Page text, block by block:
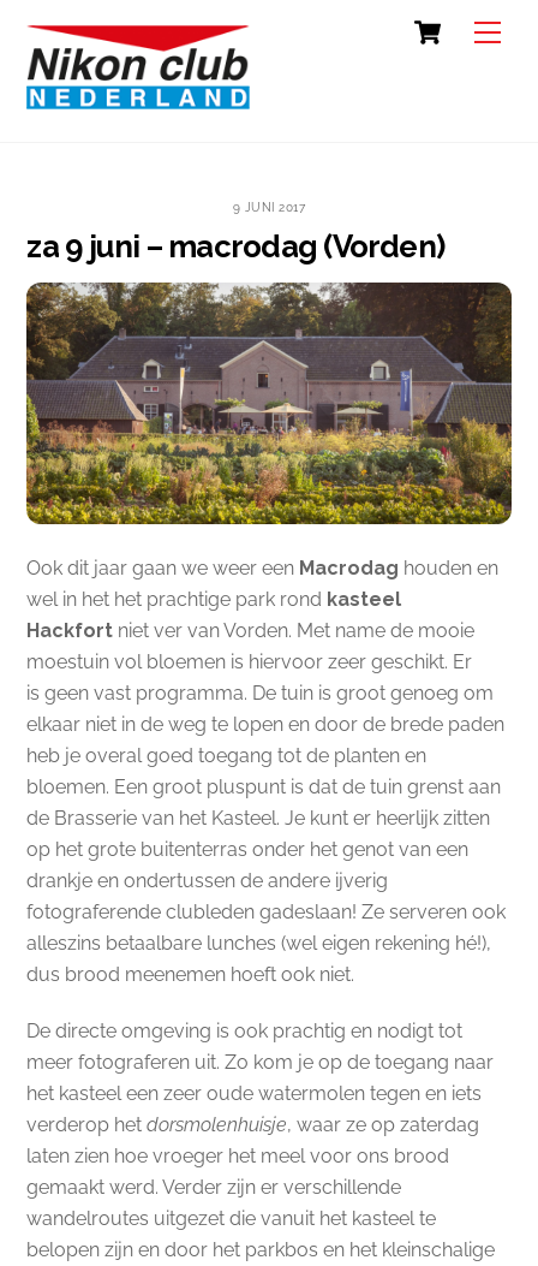
content
Cart
9 JUNI 2017
za 9 juni – macrodag (Vorden)
Ook dit jaar gaan we weer een Macrodag houden en
wel in het het prachtige park rond kasteel
Hackfort niet ver van Vorden. Met name de mooie
moestuin vol bloemen is hiervoor zeer geschikt. Er
is geen vast programma. De tuin is groot genoeg om
elkaar niet in de weg te lopen en door de brede paden
heb je overal goed toegang tot de planten en
bloemen. Een groot pluspunt is dat de tuin grenst aan
de Brasserie van het Kasteel. Je kunt er heerlijk zitten
op het grote buitenterras onder het genot van een
drankje en ondertussen de andere ijverig
fotograferende clubleden gadeslaan! Ze serveren ook
alleszins betaalbare lunches (wel eigen rekening hé!),
dus brood meenemen hoeft ook niet.
De directe omgeving is ook prachtig en nodigt tot
meer fotograferen uit. Zo kom je op de toegang naar
het kasteel een zeer oude watermolen tegen en iets
verderop hetdorsmolenhuisje, waar ze op zaterdag
laten zien hoe vroeger het meel voor ons brood
gemaakt werd. Verder zijn er verschillende
wandelroutes uitgezet die vanuit het kasteel te
belopen zijn en door het parkbos en het kleinschalige